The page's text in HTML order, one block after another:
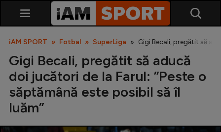
SuperLiga
iAM SPORT Fotbal SuperLiga Gigi Becali, pregătit să
Gigi Becali, pregătit să aducă
doi jucători de la Farul: ”Peste o
săptămână este posibil să îl
luăm”